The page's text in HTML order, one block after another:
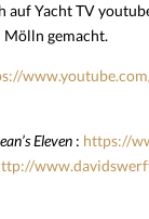
auf Yacht TV
gemacht.
Eleven : https://